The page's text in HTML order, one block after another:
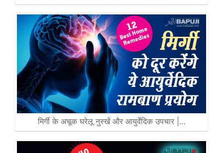
मिर्गी के अचूक घरेलू नुस्खें और आयुर्वेदिक उपचार |…